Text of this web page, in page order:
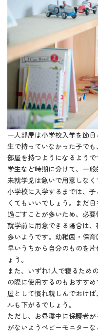
一人部屋は小学校入学を節
生で持っていなかった子で
部屋を持つようになるよう
学生など時期に分けて、一般
未就学児は急いで用意しなく
小学校に入学するまでは、
くてもいいでしょう。まだ
過ごすことが多いため、必要
就学前に用意できる場合は
多いようです。幼稚園・保育
早いうちから自分のものを
ょう。
また、いずれ1人で寝るため
の際に使用するのもおすす
屋として慣れ親しんでおけ
ルも下がるでしょう。
ただし、お昼寝中に保護者
がないようベビーモニター